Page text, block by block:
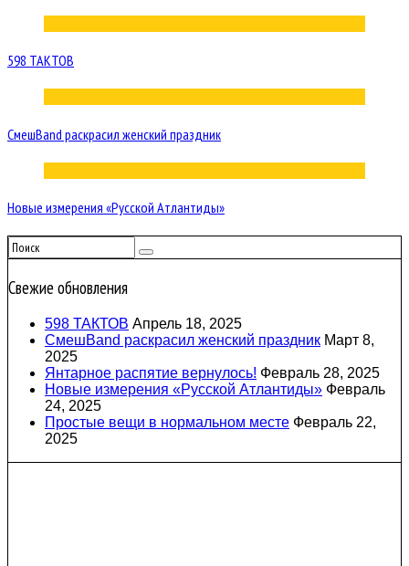
598 ТАКТОВ
СмешBand раскрасил женский праздник
Новые измерения «Русской Атлантиды»
Свежие обновления
598 ТАКТОВ Апрель 18, 2025
СмешBand раскрасил женский праздник Март 8,
2025
Янтарное распятие вернулось! Февраль 28, 2025
Новые измерения «Русской Атлантиды» Февраль
24, 2025
Простые вещи в нормальном месте Февраль 22,
2025